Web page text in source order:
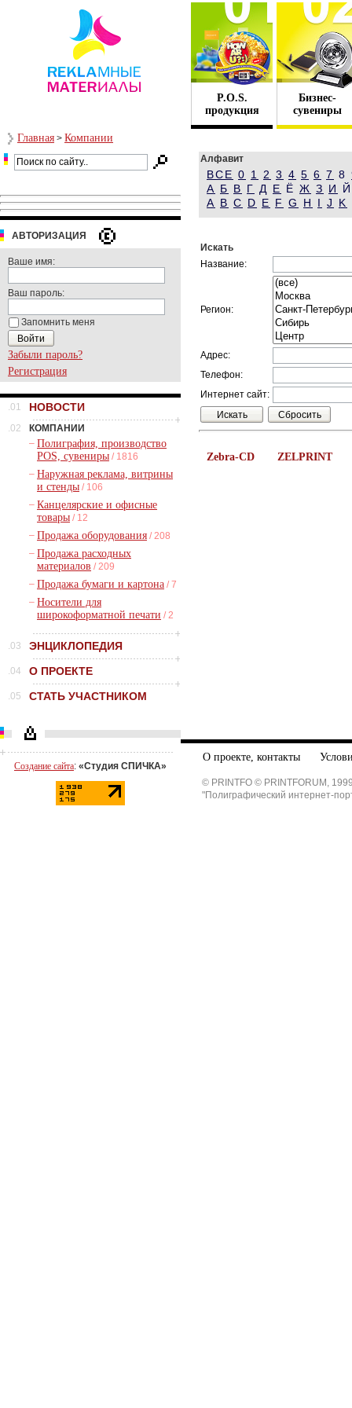
P.O.S.
продукция
Бизнес-
сувениры
Главная > Компании
АВТОРИЗАЦИЯ
Ваше имя:
Ваш пароль:
Запомнить меня
Забыли пароль?
Регистрация
.01 НОВОСТИ
.02
КОМПАНИИ
– Полиграфия, производство
POS, сувениры / 1816
– Наружная реклама, витрины
и стенды / 106
– Канцелярские и офисные
товары / 12
– Продажа оборудования / 208
– Продажа расходных
материалов / 209
– Продажа бумаги и картона / 7
– Носители для
широкоформатной печати / 2
.03 ЭНЦИКЛОПЕДИЯ
.04 О ПРОЕКТЕ
.05 СТАТЬ УЧАСТНИКОМ
Создание сайта: «Студия СПИЧКА»
Алфавит
ВСЕ 0 1 2 3 4 5 6 7 8
А Б В Г Д Е Ё Ж З И
A B C D E F G H I J K
Искать
Название:
Регион:
Адрес:
Телефон:
Интернет сайт:
Zebra-CD ZELPRINT
О проекте, контакты
© PRINTFO © PRINTFORUM,
"Полиграфический интернет-